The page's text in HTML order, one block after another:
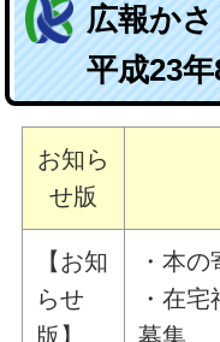
広報か
平成23
お知ら
せ版
【お知
らせ
版】
・本
・在
募集